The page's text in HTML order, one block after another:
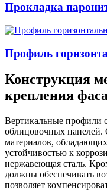
Прокладка
Профиль
Конструкция
крепления
Вертикальные профили
облицовочных
материалов,
устойчивостью к
нержавеющая сталь.
должны обеспечивать
позволяет